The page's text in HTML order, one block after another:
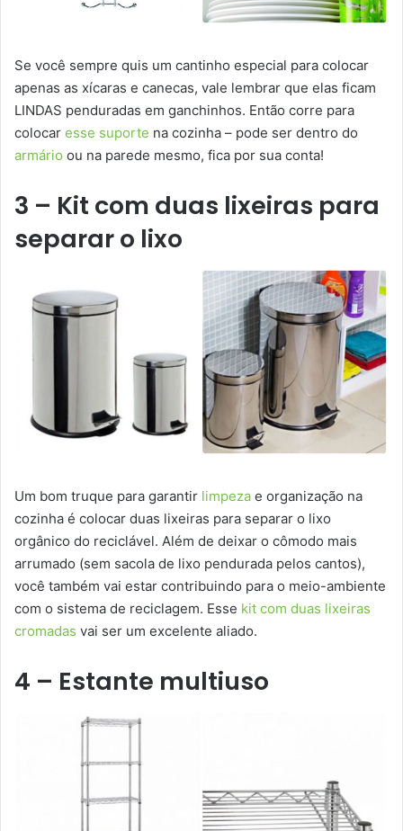
Se você sempre quis um cantinho especial para colocar
apenas as xícaras e canecas, vale lembrar que elas ficam
LINDAS penduradas em ganchinhos. Então corre para
colocar esse suporte na cozinha – pode ser dentro do
armário ou na parede mesmo, fica por sua conta!
3 – Kit com duas lixeiras para
separar o lixo
Um bom truque para garantir limpeza e organização na
cozinha é colocar duas lixeiras para separar o lixo
orgânico do reciclável. Além de deixar o cômodo mais
arrumado (sem sacola de lixo pendurada pelos cantos),
você também vai estar contribuindo para o meio-ambiente
com o sistema de reciclagem. Esse kit com duas lixeiras
cromadas vai ser um excelente aliado.
4 – Estante multiuso